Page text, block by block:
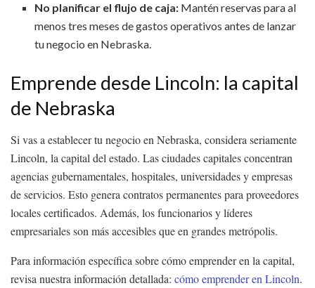
No planificar el flujo de caja: Mantén reservas para al
menos tres meses de gastos operativos antes de lanzar
tu negocio en Nebraska.
Emprende desde Lincoln: la capital
de Nebraska
Si vas a establecer tu negocio en Nebraska, considera seriamente
Lincoln, la capital del estado. Las ciudades capitales concentran
agencias gubernamentales, hospitales, universidades y empresas
de servicios. Esto genera contratos permanentes para proveedores
locales certificados. Además, los funcionarios y líderes
empresariales son más accesibles que en grandes metrópolis.
Para información específica sobre cómo emprender en la capital,
revisa nuestra información detallada: cómo emprender en Lincoln.